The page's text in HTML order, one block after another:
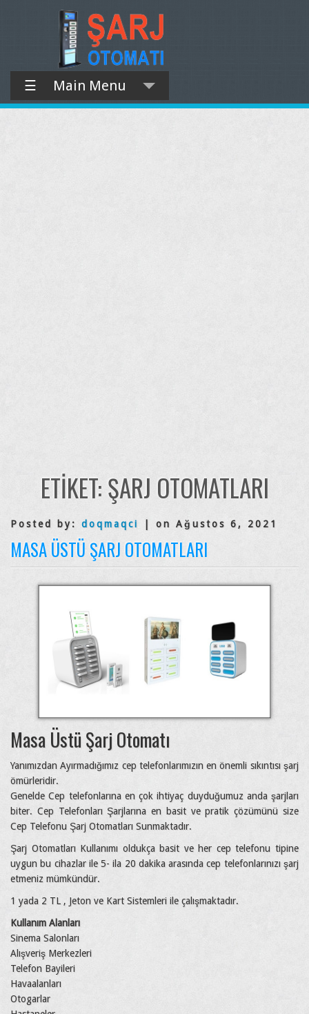
☰ Main Menu
ETIKET:ŞARJ OTOMATLARI
Posted by: doqmaqci | on Ağustos 6, 2021
MASA ÜSTÜ ŞARJ OTOMATLARI
Masa Üstü Şarj Otomatı
Yanımızdan Ayırmadığımız cep telefonlarımızın en önemli sıkıntısı şarj
ömürleridir.
Genelde Cep telefonlarına en çok ihtiyaç duyduğumuz anda şarjları
biter. Cep Telefonları Şarjlarına en basit ve pratik çözümünü size
Cep Telefonu Şarj Otomatları Sunmaktadır.
Şarj Otomatları Kullanımı oldukça basit ve her cep telefonu tipine
uygun bu cihazlar ile 5- ila 20 dakika arasında cep telefonlarınızı şarj
etmeniz mümkündür.
1 yada 2 TL , Jeton ve Kart Sistemleri ile çalışmaktadır.
Kullanım Alanları
Sinema Salonları
Alışveriş Merkezleri
Telefon Bayileri
Havaalanları
Otogarlar